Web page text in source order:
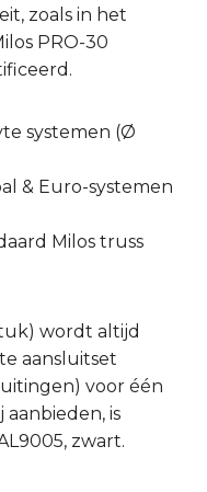
zoals in het
PRO-30
systemen (Ø
& Euro-systemen
Milos truss
wordt altijd
aansluitset
voor één
aanbieden, is
zwart.